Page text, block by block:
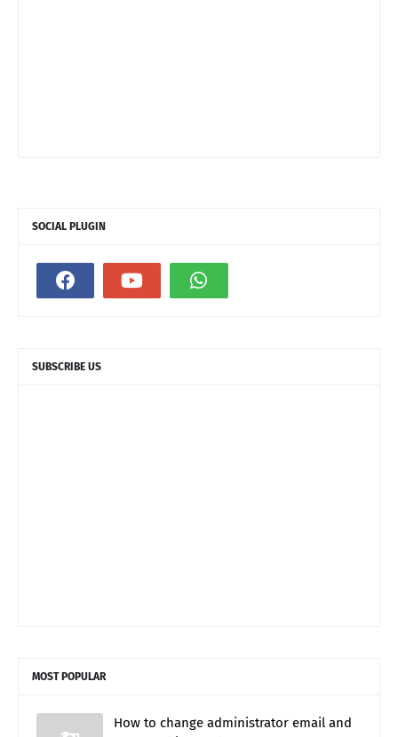
SOCIAL PLUGIN
SUBSCRIBE US
MOST POPULAR
How to change administrator email and